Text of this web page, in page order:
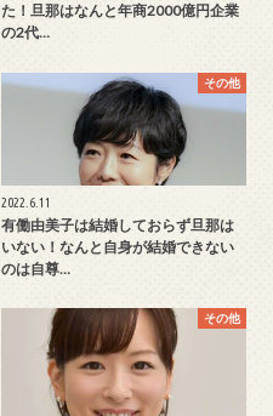
た！旦那はなんと年商2000億円企業
の2代…
その他
2022.6.11
有働由美子は結婚しておらず旦那は
いない！なんと自身が結婚できない
のは自尊…
その他